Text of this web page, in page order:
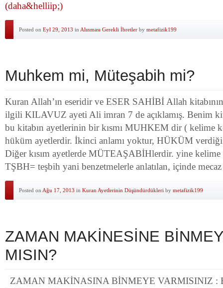
(daha&helliip;)
Posted on Eyl 29, 2013 in Alınması Gerekli İbretler by metafizik199
Muhkem mi, Müteşabih mi?
Kuran Allah’ın eseridir ve ESER SAHİBİ Allah
ilgili KILAVUZ ayeti Ali imran 7 de açıklamış. Benim
bu kitabın ayetlerinin bir kısmı MUHKEM dir ( kelime
hüküm ayetlerdir. İkinci anlamı yoktur, HÜKÜM verdiği
Diğer kısım ayetlerde MÜTEAŞABİHlerdir. yine kelime
TŞBH= teşbih yani benzetmelerle anlatılan, içinde
Posted on Ağu 17, 2013 in Kuran Ayetlerinin Düşündürdükleri by metafizik199
ZAMAN MAKİNESİNE
MISIN?
ZAMAN MAKİNASINA BİNMEYE VARMISINIZ :